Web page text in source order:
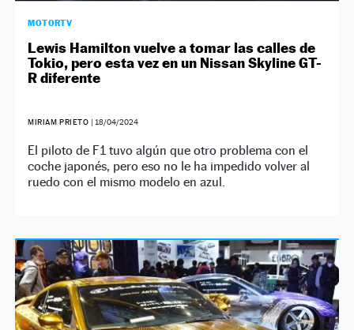
MOTORTV
Lewis Hamilton vuelve a tomar las calles de
Tokio, pero esta vez en un Nissan Skyline GT-
R diferente
MIRIAM PRIETO | 18/04/2024
El piloto de F1 tuvo algún que otro problema con el
coche japonés, pero eso no le ha impedido volver al
ruedo con el mismo modelo en azul.